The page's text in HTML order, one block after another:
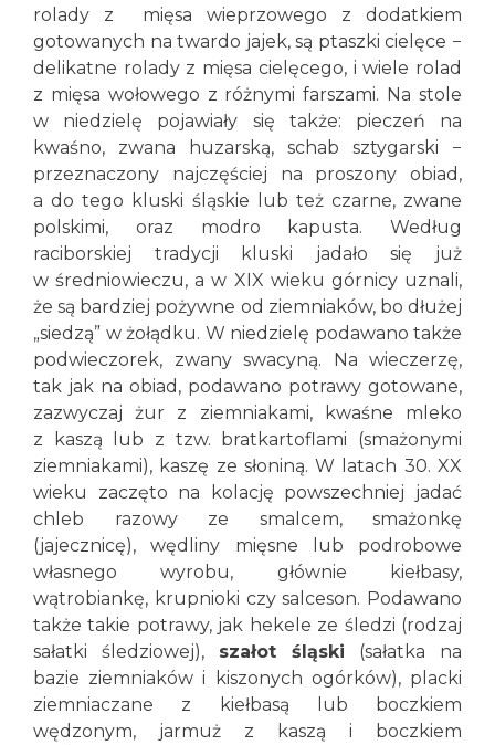
rolady z mięsa wieprzowego z dodatkiem
gotowanych na twardo jajek, są ptaszki cielęce −
delikatne rolady z mięsa cielęcego, i wiele rolad
z mięsa wołowego z różnymi farszami. Na stole
w niedzielę pojawiały się także: pieczeń na
kwaśno, zwana huzarską, schab sztygarski −
przeznaczony najczęściej na proszony obiad,
a do tego kluski śląskie lub też czarne, zwane
polskimi, oraz modro kapusta. Według
raciborskiej tradycji kluski jadało się już
w średniowieczu, a w XIX wieku górnicy uznali,
że są bardziej pożywne od ziemniaków, bo dłużej
„siedzą” w żołądku. W niedzielę podawano także
podwieczorek, zwany swacyną. Na wieczerzę,
tak jak na obiad, podawano potrawy gotowane,
zazwyczaj żur z ziemniakami, kwaśne mleko
z kaszą lub z tzw. bratkartoflami (smażonymi
ziemniakami), kaszę ze słoniną. W latach 30. XX
wieku zaczęto na kolację powszechniej jadać
chleb razowy ze smalcem, smażonkę
(jajecznicę), wędliny mięsne lub podrobowe
własnego wyrobu, głównie kiełbasy,
wątrobiankę, krupnioki czy salceson. Podawano
także takie potrawy, jak hekele ze śledzi (rodzaj
sałatki śledziowej), szałot śląski (sałatka na
bazie ziemniaków i kiszonych ogórków), placki
ziemniaczane z kiełbasą lub boczkiem
wędzonym, jarmuż z kaszą i boczkiem